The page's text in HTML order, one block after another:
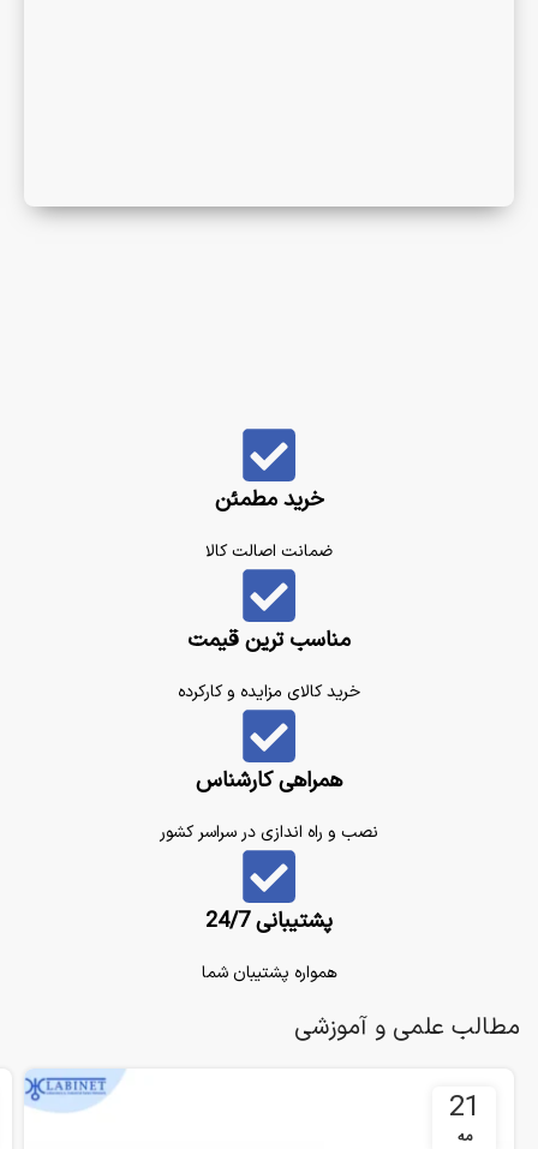
خرید مطمئن
ضمانت اصالت کالا
مناسب ترین قیمت
خرید کالای مزایده و کارکرده
همراهی کارشناس
نصب و راه اندازی در سراسر کشور
پشتیبانی 24/7
همواره پشتیبان شما
مطالب علمی و آموزشی
21
مه